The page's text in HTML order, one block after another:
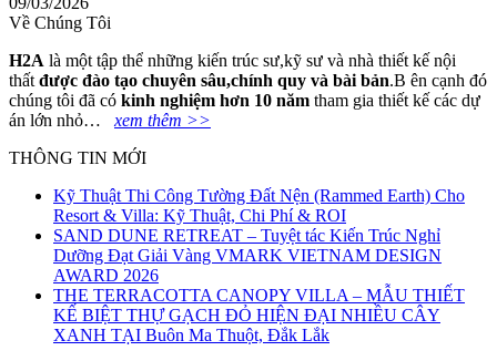
Về Chúng Tôi
H2A là một tập thể những kiến trúc sư,kỹ sư và nhà thiết kế nội
thất được đào tạo chuyên sâu,chính quy và bài bản.B ên cạnh đó
chúng tôi đã có kinh nghiệm hơn 10 năm tham gia thiết kế các dự
án lớn nhỏ… xem thêm >>
THÔNG TIN MỚI
Kỹ Thuật Thi Công Tường Đất Nện (Rammed Earth) Cho
Resort & Villa: Kỹ Thuật, Chi Phí & ROI
SAND DUNE RETREAT – Tuyệt tác Kiến Trúc Nghỉ
Dưỡng Đạt Giải Vàng VMARK VIETNAM DESIGN
AWARD 2026
THE TERRACOTTA CANOPY VILLA – MẪU THIẾT
KẾ BIỆT THỰ GẠCH ĐỎ HIỆN ĐẠI NHIỀU CÂY
XANH TẠI Buôn Ma Thuột, Đắk Lắk